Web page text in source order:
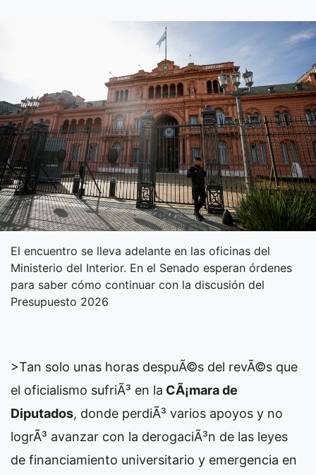
El encuentro se lleva adelante en las oficinas del
Ministerio del Interior. En el Senado esperan órdenes
para saber cómo continuar con la discusión del
Presupuesto 2026
>Tan solo unas horas despuÃ©s del revÃ©s que
el oficialismo sufriÃ³ en la CÃ¡mara de
Diputados, donde perdiÃ³ varios apoyos y no
logrÃ³ avanzar con la derogaciÃ³n de las leyes
de financiamiento universitario y emergencia en